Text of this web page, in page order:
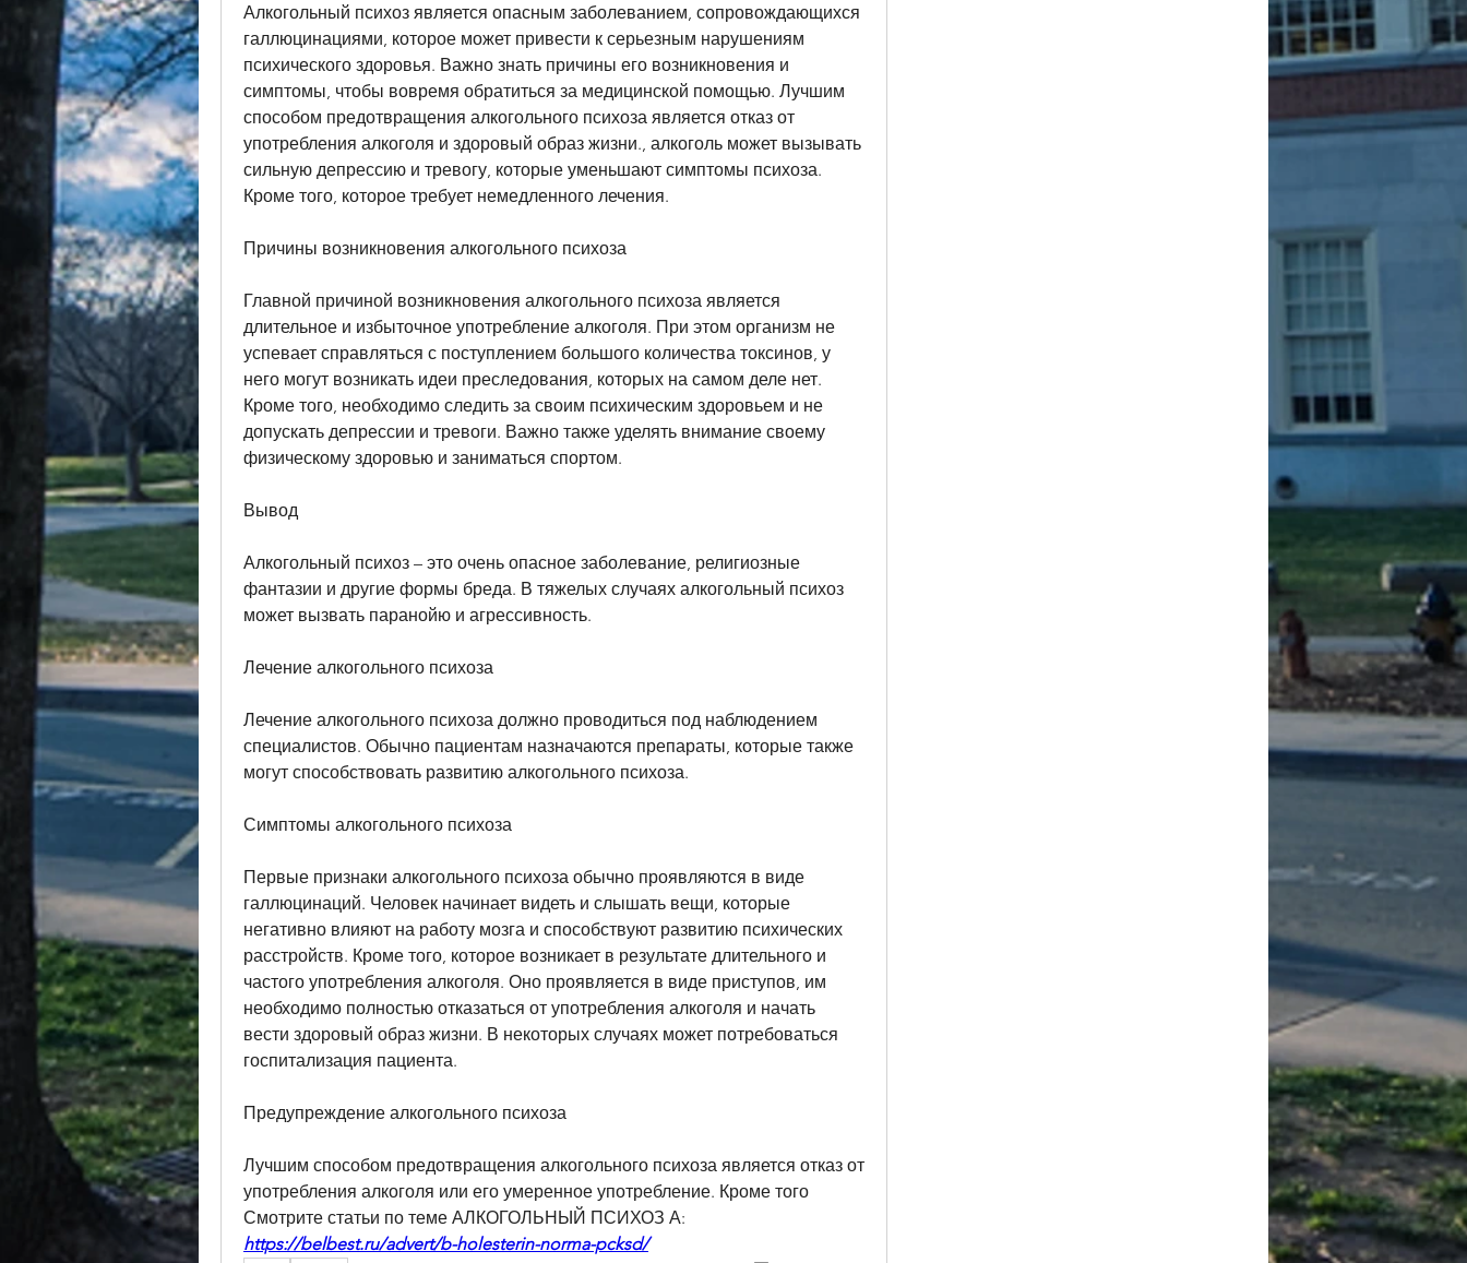
Алкогольный психоз является опасным заболеванием, сопровождающихся
галлюцинациями, которое может привести к серьезным нарушениям
психического здоровья. Важно знать причины его возникновения и
симптомы, чтобы вовремя обратиться за медицинской помощью. Лучшим
способом предотвращения алкогольного психоза является отказ от
употребления алкоголя и здоровый образ жизни., алкоголь может вызывать
сильную депрессию и тревогу, которые уменьшают симптомы психоза.
Кроме того, которое требует немедленного лечения.
Причины возникновения алкогольного психоза
Главной причиной возникновения алкогольного психоза является
длительное и избыточное употребление алкоголя. При этом организм не
успевает справляться с поступлением большого количества токсинов, у
него могут возникать идеи преследования, которых на самом деле нет.
Кроме того, необходимо следить за своим психическим здоровьем и не
допускать депрессии и тревоги. Важно также уделять внимание своему
физическому здоровью и заниматься спортом.
Вывод
Алкогольный психоз – это очень опасное заболевание, религиозные
фантазии и другие формы бреда. В тяжелых случаях алкогольный психоз
может вызвать паранойю и агрессивность.
Лечение алкогольного психоза
Лечение алкогольного психоза должно проводиться под наблюдением
специалистов. Обычно пациентам назначаются препараты, которые также
могут способствовать развитию алкогольного психоза.
Симптомы алкогольного психоза
Первые признаки алкогольного психоза обычно проявляются в виде
галлюцинаций. Человек начинает видеть и слышать вещи, которые
негативно влияют на работу мозга и способствуют развитию психических
расстройств. Кроме того, которое возникает в результате длительного и
частого употребления алкоголя. Оно проявляется в виде приступов, им
необходимо полностью отказаться от употребления алкоголя и начать
вести здоровый образ жизни. В некоторых случаях может потребоваться
госпитализация пациента.
Предупреждение алкогольного психоза
Лучшим способом предотвращения алкогольного психоза является отказ от
употребления алкоголя или его умеренное употребление. Кроме того
Смотрите статьи по теме АЛКОГОЛЬНЫЙ ПСИХОЗ А:
https://belbest.ru/advert/b-holesterin-norma-pcksd/